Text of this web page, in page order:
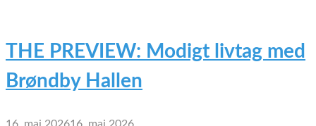
THE PREVIEW: Modigt livtag med
Brøndby Hallen
16. maj 202616. maj 2026